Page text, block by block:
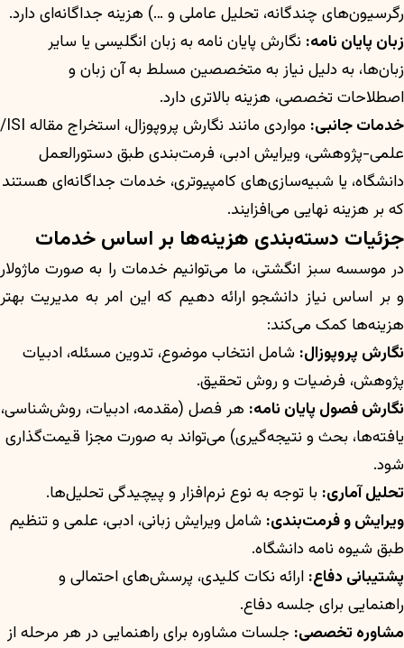
رگرسیون‌های چندگانه، تحلیل عاملی و …) هزینه جداگانه‌ای دارد.
زبان پایان نامه: نگارش پایان نامه به زبان انگلیسی یا سایر
زبان‌ها، به دلیل نیاز به متخصصین مسلط به آن زبان و
اصطلاحات تخصصی، هزینه بالاتری دارد.
خدمات جانبی:
مواردی مانند نگارش پروپوزال، استخراج مقاله ISI/
علمی-پژوهشی، ویرایش ادبی، فرمت‌بندی طبق دستورالعمل
دانشگاه، یا شبیه‌سازی‌های کامپیوتری، خدمات جداگانه‌ای هستند
که بر هزینه نهایی می‌افزایند.
جزئیات دسته‌بندی هزینه‌ها بر اساس خدمات
در موسسه سبز انگشتی، ما می‌توانیم خدمات را به صورت ماژولار
و بر اساس نیاز دانشجو ارائه دهیم که این امر به مدیریت بهتر
هزینه‌ها کمک می‌کند:
نگارش پروپوزال: شامل انتخاب موضوع، تدوین مسئله، ادبیات
پژوهش، فرضیات و روش تحقیق.
نگارش فصول پایان نامه: هر فصل (مقدمه، ادبیات، روش‌شناسی،
یافته‌ها، بحث و نتیجه‌گیری) می‌تواند به صورت مجزا قیمت‌گذاری
شود.
تحلیل آماری: با توجه به نوع نرم‌افزار و پیچیدگی تحلیل‌ها.
ویرایش و فرمت‌بندی: شامل ویرایش زبانی، ادبی، علمی و تنظیم
طبق شیوه نامه دانشگاه.
پشتیبانی دفاع: ارائه نکات کلیدی، پرسش‌های احتمالی و
راهنمایی برای جلسه دفاع.
مشاوره تخصصی: جلسات مشاوره برای راهنمایی در هر مرحله از